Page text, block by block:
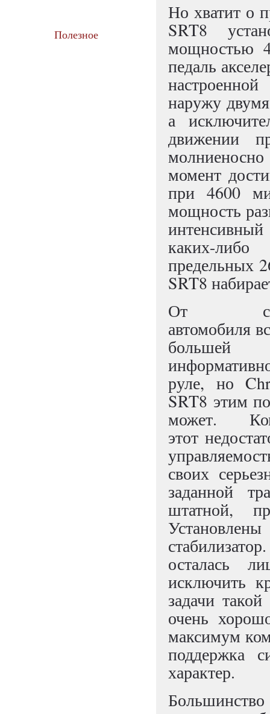
Полезное
Но хватит о
SRT8
мощностью
педаль
наружу
а
движении
момент
при 4600
мощность
каких-
предельных
SRT8
От
автомобиля
большей
руле, но
SRT8 этим
может.
этот
своих
заданной
штатной,
осталась
исключить
задачи
очень
максимум
поддержка
характер.